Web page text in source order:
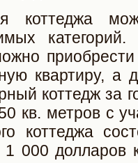
коттеджа
квартиру, а
коттедж за
кв. метров с
коттеджа
1 000